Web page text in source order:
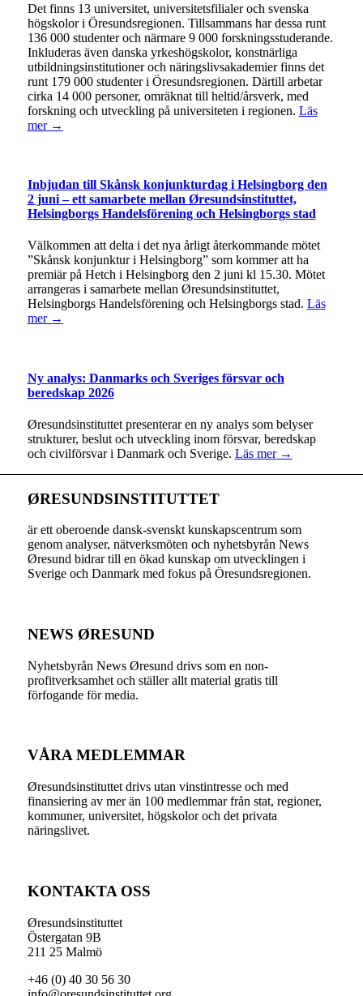
Det finns 13 universitet, universitetsfilialer och svenska
högskolor i Öresundsregionen. Tillsammans har dessa runt
136 000 studenter och närmare 9 000 forskningsstuderande.
Inkluderas även danska yrkeshögskolor, konstnärliga
utbildningsinstitutioner och näringslivsakademier finns det
runt 179 000 studenter i Öresundsregionen. Därtill arbetar
cirka 14 000 personer, omräknat till heltid/årsverk, med
forskning och utveckling på universiteten i regionen. Läs
mer →
Inbjudan till Skånsk konjunkturdag i Helsingborg den
2 juni – ett samarbete mellan Øresundsinstituttet,
Helsingborgs Handelsförening och Helsingborgs stad
Välkommen att delta i det nya årligt återkommande mötet
”Skånsk konjunktur i Helsingborg” som kommer att ha
premiär på Hetch i Helsingborg den 2 juni kl 15.30. Mötet
arrangeras i samarbete mellan Øresundsinstituttet,
Helsingborgs Handelsförening och Helsingborgs stad. Läs
mer →
Ny analys: Danmarks och Sveriges försvar och
beredskap 2026
Øresundsinstituttet presenterar en ny analys som belyser
strukturer, beslut och utveckling inom försvar, beredskap
och civilförsvar i Danmark och Sverige. Läs mer →
ØRESUNDSINSTITUTTET
är ett oberoende dansk-svenskt kunskapscentrum som
genom analyser, nätverksmöten och nyhetsbyrån News
Øresund bidrar till en ökad kunskap om utvecklingen i
Sverige och Danmark med fokus på Öresundsregionen.
NEWS ØRESUND
Nyhetsbyrån News Øresund drivs som en non-
profitverksamhet och ställer allt material gratis till
förfogande för media.
VÅRA MEDLEMMAR
Øresundsinstituttet drivs utan vinst­intresse och med
finansiering av mer än 100 medlemmar från stat, regioner,
kommuner, universitet, högskolor och det privata
näringslivet.
KONTAKTA OSS
Øresundsinstituttet
Östergatan 9B
211 25 Malmö
+46 (0) 40 30 56 30